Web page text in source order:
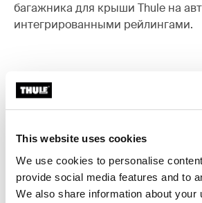
This website uses cookies
We use cookies to personalise
provide social media features and to
We also share information about your
багажника для крыши Thule на
интегрированными рейлингами.
Toggle features
Все характеристики
Технические
Toggle guides and instructions
Инструкции